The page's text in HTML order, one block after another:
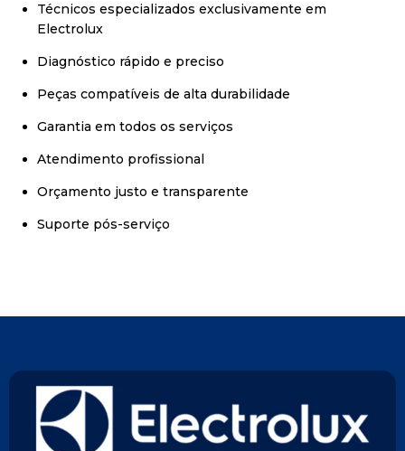
Técnicos especializados exclusivamente em
Electrolux
Diagnóstico rápido e preciso
Peças compatíveis de alta durabilidade
Garantia em todos os serviços
Atendimento profissional
Orçamento justo e transparente
Suporte pós-serviço